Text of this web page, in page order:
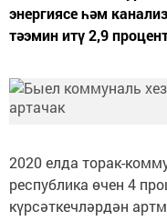
энергиясе һәм
тәэмин итү 2,9
2020 елда торак-
республика өчен 4
күрсәткечләрдән